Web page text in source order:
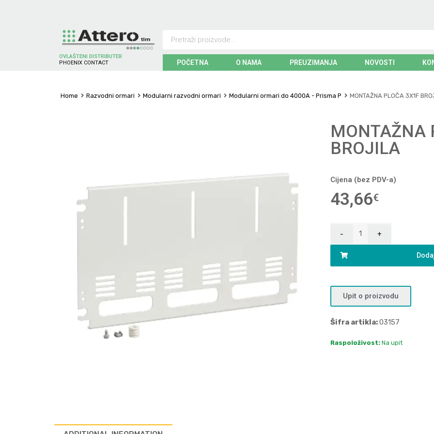
OVLAŠTENI DISTRIBUTER
P H O EN X CO NTACT POČETNA O NAMA PREUZIMANJA NOVOSTI
Home Razvodni ormari Modularni razvodni ormari Modularni ormari do 4000A - Prisma P MONTAŽNA PLOČA 3X1F
MONTAŽNA
BROJILA
Cijena (bez PDV-a)
43,66€
Upit o proizvodu
Šifra artikla:03157
Raspoloživost: Na upit